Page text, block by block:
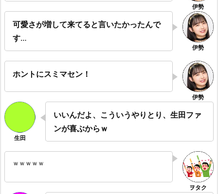
可愛さが増して来てると言いたかったんで
す…
ホントにスミマセン！
いいんだよ、こういうやりとり、生田ファ
ンが喜ぶからｗ
ｗｗｗｗｗ